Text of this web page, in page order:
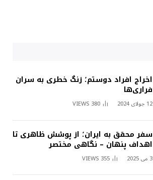
اخراج افراد دوستم؛ زنگ خطری به سران
فراری‌ها
12 جولای 2024 380
VIEWS
سفر محقق به ایران؛ از پوشش ظاهری تا
اهداف پنهان – نگاهی مختصر
3 می 2025 355
VIEWS